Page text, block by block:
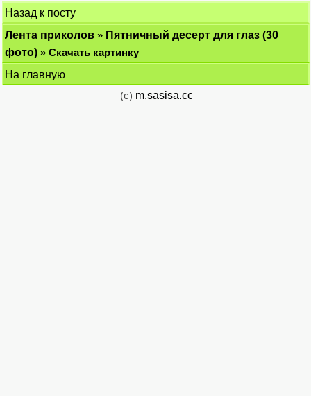
Назад к посту
Лента приколов » Пятничный десерт для глаз (30
фото) » Скачать картинку
На главную
(c) m.sasisa.cc